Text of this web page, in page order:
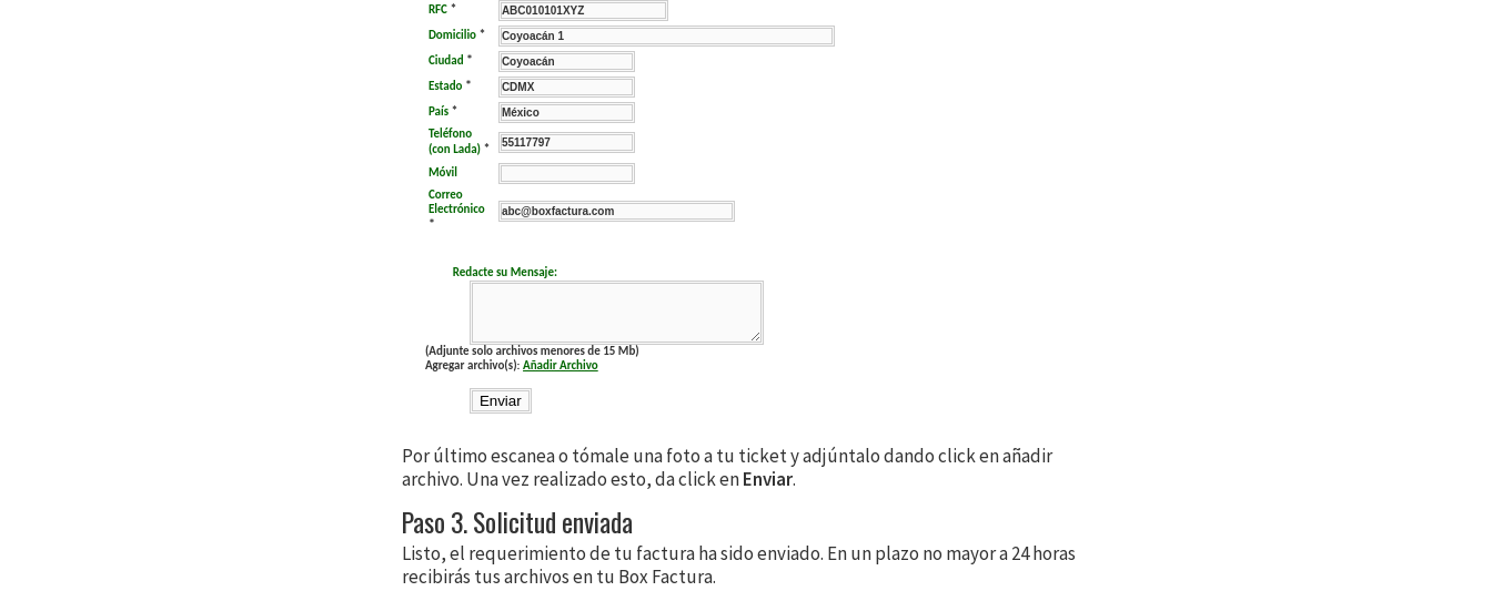
Por último escanea o tómale una foto a tu ticket y adjúntalo dando click en añadir
archivo. Una vez realizado esto, da click enEnviar.
Paso 3. Solicitud enviada
Listo, el requerimiento de tu factura ha sido enviado. En un plazo no mayor a 24 horas
recibirás tus archivos en tu Box Factura.